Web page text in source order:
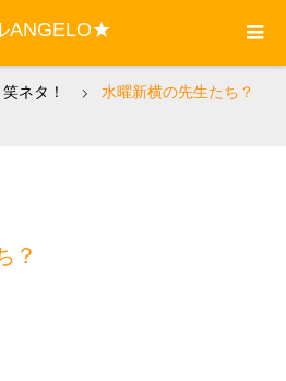
ANGELO★
笑ネタ！ 水曜新横の先生たち？
？